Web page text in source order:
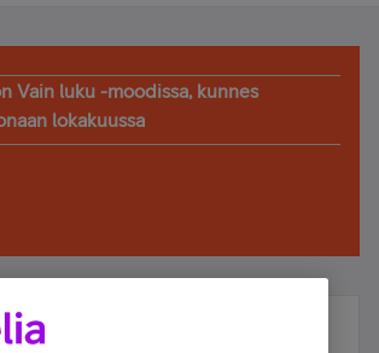
Vain luku -moodissa, kunnes
lokakuussa
– osallistu ja voita!